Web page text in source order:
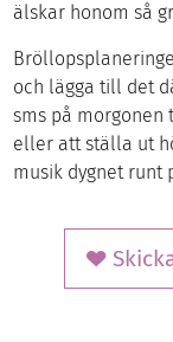
älskar honom så
och lägga till det
sms på
eller att ställa ut
musik dygnet runt